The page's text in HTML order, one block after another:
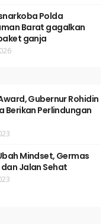
Polda
Barat gagalkan
ganja
Gubernur Rohidin
Berikan Perlindungan
Mindset, Germas
Jalan Sehat